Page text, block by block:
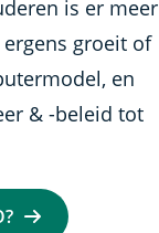
is er meer
groeit of
en
& -beleid tot